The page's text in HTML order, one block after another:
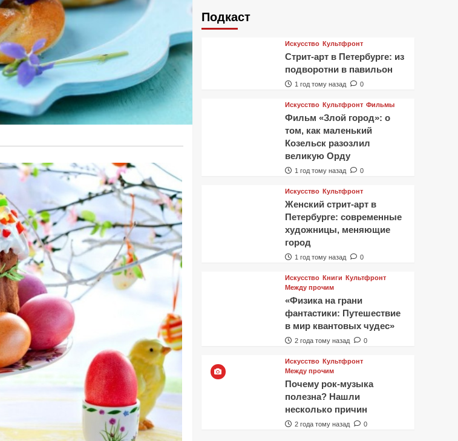
Подкаст
Искусство Культфронт
Стрит-арт в Петербурге: из
подворотни в павильон
1 год тому назад 0
Искусство Культфронт Фильмы
Фильм «Злой город»: о
том, как маленький
Козельск разозлил
великую Орду
1 год тому назад 0
Искусство Культфронт
Женский стрит-арт в
Петербурге: современные
художницы, меняющие
город
1 год тому назад 0
Искусство Книги Культфронт
Между прочим
«Физика на грани
фантастики: Путешествие
в мир квантовых чудес»
2 года тому назад 0
Искусство Культфронт
Между прочим
Почему рок-музыка
полезна? Нашли
несколько причин
2 года тому назад 0